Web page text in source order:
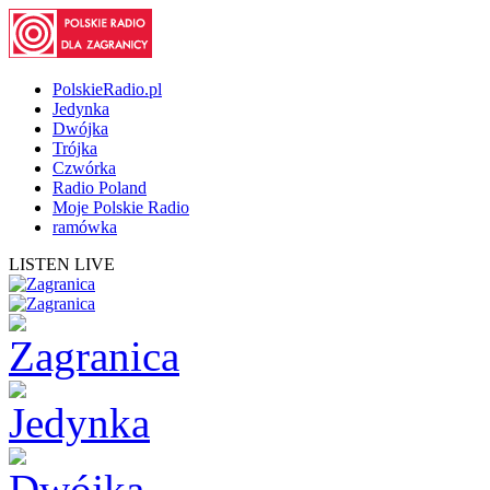
PolskieRadio.pl
Jedynka
Dwójka
Trójka
Czwórka
Radio Poland
Moje Polskie Radio
ramówka
LISTEN LIVE